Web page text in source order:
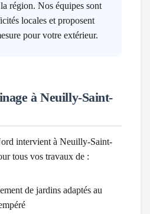
région. Nos équipes sont
locales et proposent
pour votre extérieur.
àNeuilly-Saint-
intervient à Neuilly-Saint-
tous vos travaux de :
de jardins adaptés au